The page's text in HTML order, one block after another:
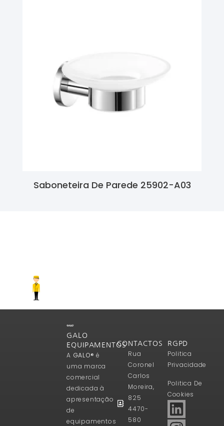
Saboneteira De Parede 25902-A03
GALO
EQUIPAMENTOS
A GALO® é
uma marca
comercial
dedicada à
apresentação
de
equipamentos
CONTACTOS
Rua
Coronel
Carlos
Moreira,
825
4470-
580
RGPD
Politica
Privacidade
Politica De
Cookies